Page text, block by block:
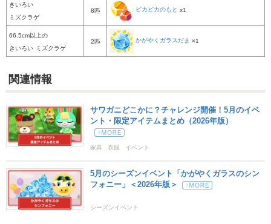
きいろい
ミズクラゲ
8匹 ピカピカのもと x1
66.5cm以上の
きいろい ミズクラゲ
2匹 かがやくガラスだま ×1
関連情報
サワガニどこかに？チャレンジ開催！5月のイベ
ント・限定アイテムまとめ（2026年版）
家具 衣服 イベント
5月のシーズンイベント「かがやくガラスのシン
フォニー」＜2026年版＞
シーズンイベント